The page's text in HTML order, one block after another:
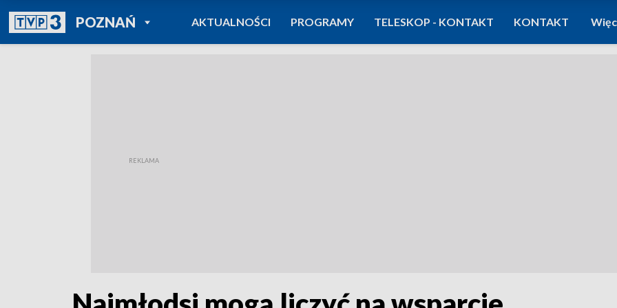
POZNAŃPOWRÓT DO
TVP REGIONY
AKTUALNOŚCI PROGRAMY TELESKOP - KONTAKT KONTAKT